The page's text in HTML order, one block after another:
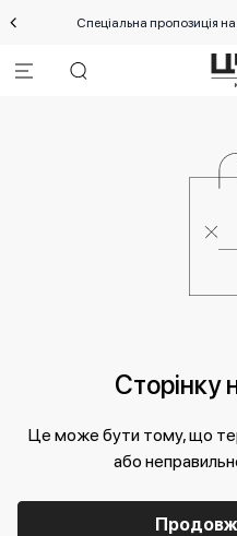
Спеціальна пропозиція
Сторінку
Це може бути тому, що
або